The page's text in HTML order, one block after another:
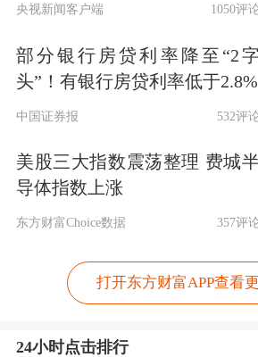
央视新闻客户端 1050评
部分银行房贷利率降至“2
头”！有银行房贷利率低于2.8%
中国证券报 532评
美股三大指数震荡整理 费城
导体指数上涨
东方财富Choice数据 357评
打开东方财富APP查看
24小时点击排行